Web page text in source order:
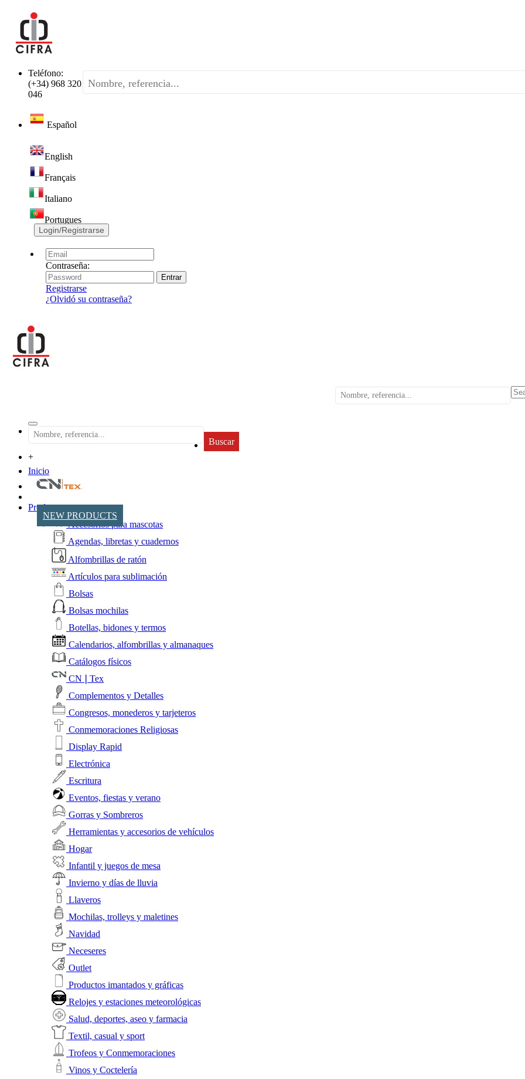
Teléfono:
(+34) 968 320
046
Español
English
Français
Italiano
Portugues
Login/Registrarse
Contraseña:
Registrarse
¿Olvidó su contraseña?
Buscar
+
Inicio
NEW PRODUCTS
Productos
Accesorios para mascotas
Agendas, libretas y cuadernos
Alfombrillas de ratón
Artículos para sublimación
Bolsas
Bolsas mochilas
Botellas, bidones y termos
Calendarios, alfombrillas y almanaques
Catálogos físicos
CN❘Tex
Complementos y Detalles
Congresos, monederos y tarjeteros
Conmemoraciones Religiosas
Display Rapid
Electrónica
Escritura
Eventos, fiestas y verano
Gorras y Sombreros
Herramientas y accesorios de vehículos
Hogar
Infantil y juegos de mesa
Invierno y días de lluvia
Llaveros
Mochilas, trolleys y maletines
Navidad
Neceseres
Outlet
Productos imantados y gráficas
Relojes y estaciones meteorológicas
Salud, deportes, aseo y farmacia
Textil, casual y sport
Trofeos y Conmemoraciones
Vinos y Coctelería